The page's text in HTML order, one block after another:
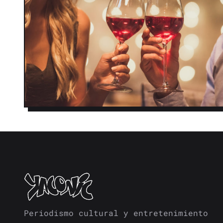
Periodismo cultural y entretenimiento